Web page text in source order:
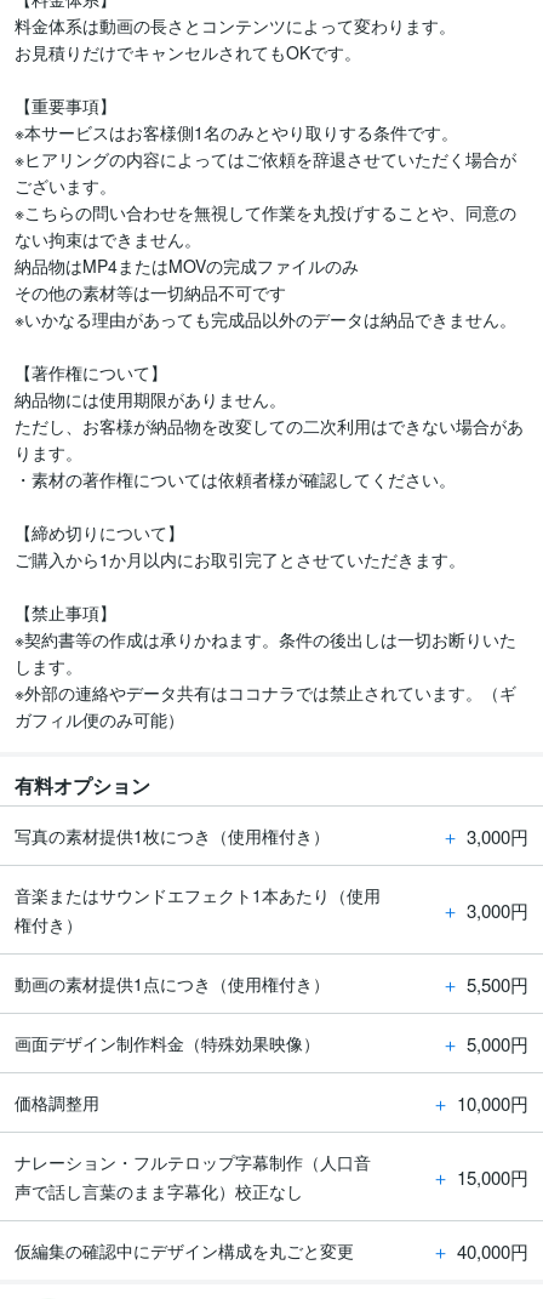
料金体系は動画の長さとコンテンツによって変わります。
お見積りだけでキャンセルされてもOKです。
【重要事項】
※本サービスはお客様側1名のみとやり取りする条件です。
※ヒアリングの内容によってはご依頼を辞退させていただく場合が
ございます。
※こちらの問い合わせを無視して作業を丸投げすることや、同意の
ない拘束はできません。
納品物はMP4またはMOVの完成ファイルのみ
その他の素材等は一切納品不可です
※いかなる理由があっても完成品以外のデータは納品できません。
【著作権について】
納品物には使用期限がありません。
ただし、お客様が納品物を改変しての二次利用はできない場合があ
ります。
・素材の著作権については依頼者様が確認してください。
【締め切りについて】
ご購入から1か月以内にお取引完了とさせていただきます。
【禁止事項】
※契約書等の作成は承りかねます。条件の後出しは一切お断りいた
します。
※外部の連絡やデータ共有はココナラでは禁止されています。（ギ
ガフィル便のみ可能）
有料オプション
写真の素材提供1枚につき（使用権付き） ＋ 3,000円
音楽またはサウンドエフェクト1本あたり（使用
権付き）
＋ 3,000円
動画の素材提供1点につき（使用権付き） ＋ 5,500円
画面デザイン制作料金（特殊効果映像） ＋ 5,000円
価格調整用 ＋ 10,000円
ナレーション・フルテロップ字幕制作（人口音
声で話し言葉のまま字幕化）校正なし
＋ 15,000円
仮編集の確認中にデザイン構成を丸ごと変更 ＋ 40,000円